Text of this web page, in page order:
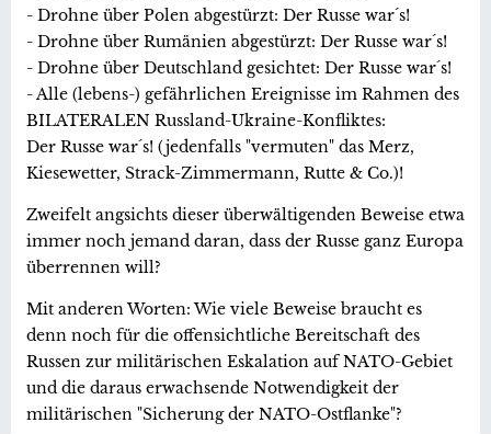
- Drohne über Polen abgestürzt: Der Russe war´s!
- Drohne über Rumänien abgestürzt: Der Russe war´s!
- Drohne über Deutschland gesichtet: Der Russe war´s!
- Alle (lebens-) gefährlichen Ereignisse im Rahmen des
BILATERALEN Russland-Ukraine-Konfliktes:
Der Russe war´s! (jedenfalls "vermuten" das Merz,
Kiesewetter, Strack-Zimmermann, Rutte & Co.)!
Zweifelt angsichts dieser überwältigenden Beweise etwa
immer noch jemand daran, dass der Russe ganz Europa
überrennen will?
Mit anderen Worten: Wie viele Beweise braucht es
denn noch für die offensichtliche Bereitschaft des
Russen zur militärischen Eskalation auf NATO-Gebiet
und die daraus erwachsende Notwendigkeit der
militärischen "Sicherung der NATO-Ostflanke"?